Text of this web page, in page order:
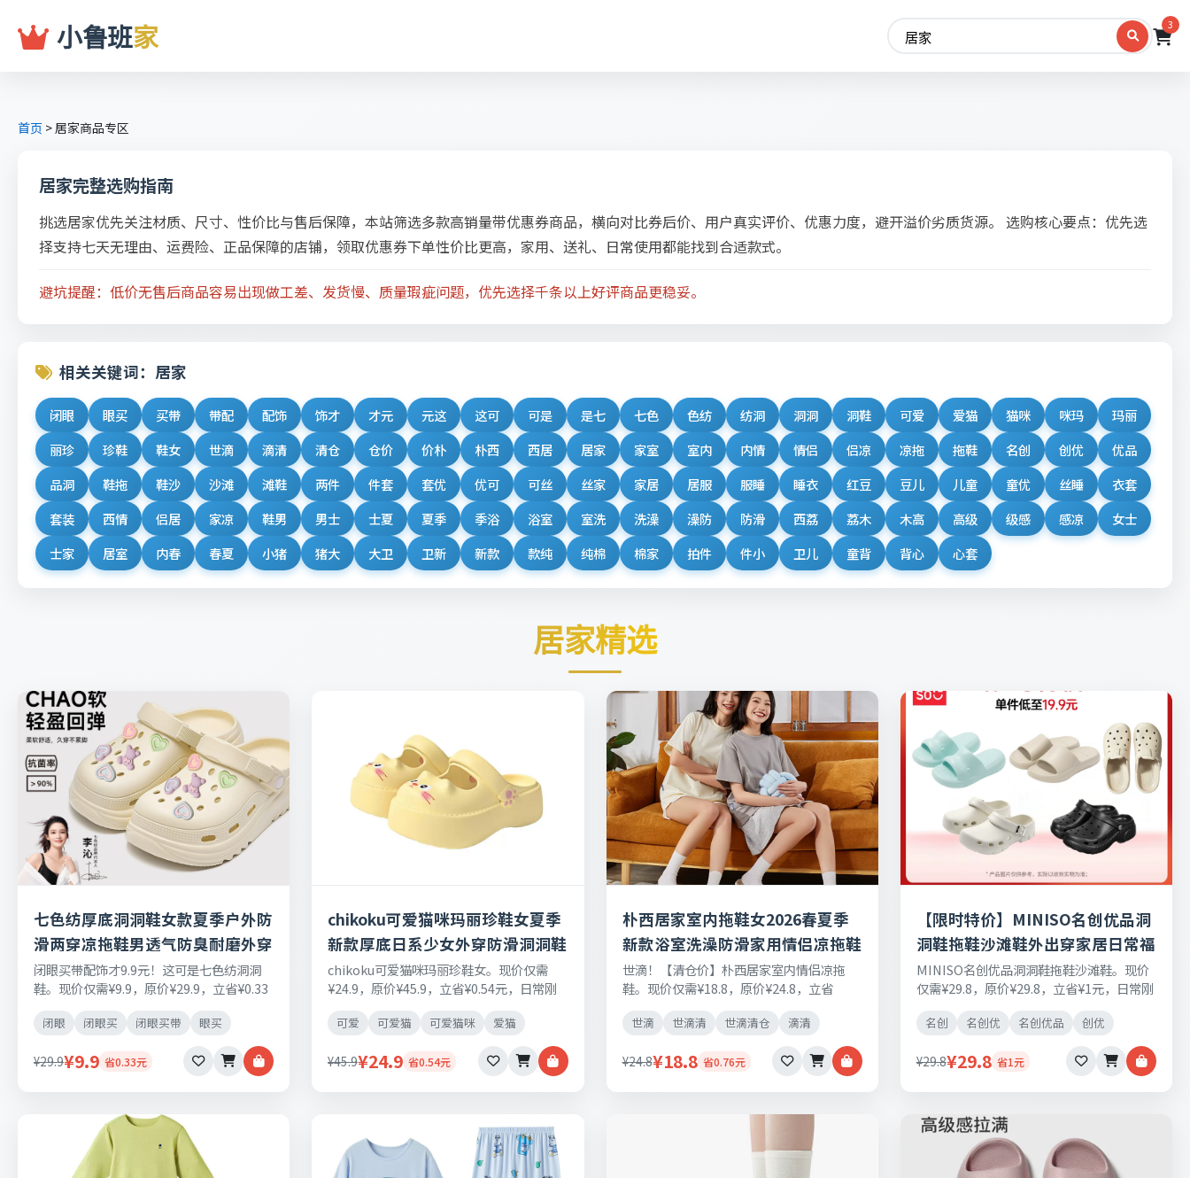
小鲁班家 3
首页 >居家商品专区
居家完整选购指南
挑选居家优先关注材质、尺寸、性价比与售后保障，本站筛选多款高销量带优惠券商品，横向对比券后价、用户真实评价、优惠力度，避开溢价劣质货源。 选购核心要点：优先选
择支持七天无理由、运费险、正品保障的店铺，领取优惠券下单性价比更高，家用、送礼、日常使用都能找到合适款式。
避坑提醒：低价无售后商品容易出现做工差、发货慢、质量瑕疵问题，优先选择千条以上好评商品更稳妥。
相关关键词：居家
闭眼 眼买 买带 带配 配饰 饰才 才元 元这 这可 可是 是七 七色 色纺 纺洞 洞洞 洞鞋 可爱 爱猫 猫咪 咪玛
玛丽
丽珍
珍鞋 鞋女 世滴 滴清 清仓 仓价 价朴 朴西 西居 居家 家室 室内 内情 情侣 侣凉 凉拖 拖鞋 名创 创优
优品
品洞
鞋拖 鞋沙 沙滩 滩鞋 两件 件套 套优 优可 可丝 丝家 家居 居服 服睡 睡衣 红豆 豆儿 儿童 童优 丝睡
衣套
套装
西情 侣居 家凉 鞋男 男士 士夏 夏季 季浴 浴室 室洗 洗澡 澡防 防滑 西荔 荔木 木高 高级 级感 感凉
女士
士家
居室 内春 春夏 小猪 猪大 大卫 卫新 新款 款纯 纯棉 棉家 拍件 件小 卫儿 童背 背心 心套
居家精选
七色纺厚底洞洞鞋女款夏季户外防
滑两穿凉拖鞋男透气防臭耐磨外穿
闭眼买带配饰才9.9元！这可是七色纺洞洞
鞋。现价仅需¥9.9，原价¥29.9，立省¥0.33
退换货。
闭眼 闭眼买 闭眼买带 眼买
¥29.9¥9.9 省0.33元
chikoku可爱猫咪玛丽珍鞋女夏季
新款厚底日系少女外穿防滑洞洞鞋
chikoku可爱猫咪玛丽珍鞋女。现价仅需
¥24.9，原价¥45.9，立省¥0.54元，日常刚
可爱 可爱猫 可爱猫咪 爱猫
¥45.9¥24.9 省0.54元
朴西居家室内拖鞋女2026春夏季
新款浴室洗澡防滑家用情侣凉拖鞋
男
世滴！【清仓价】朴西居家室内情侣凉拖
鞋。现价仅需¥18.8，原价¥24.8，立省
无理由退换货。
世滴 世滴清 世滴清仓 滴清
¥24.8¥18.8 省0.76元
【限时特价】MINISO名创优品洞
洞鞋拖鞋沙滩鞋外出穿家居日常福
袋
MINISO名创优品洞洞鞋拖鞋沙滩鞋。现价
仅需¥29.8，原价¥29.8，立省¥1元，日常刚
名创 名创优 名创优品 创优
¥29.8¥29.8 省1元